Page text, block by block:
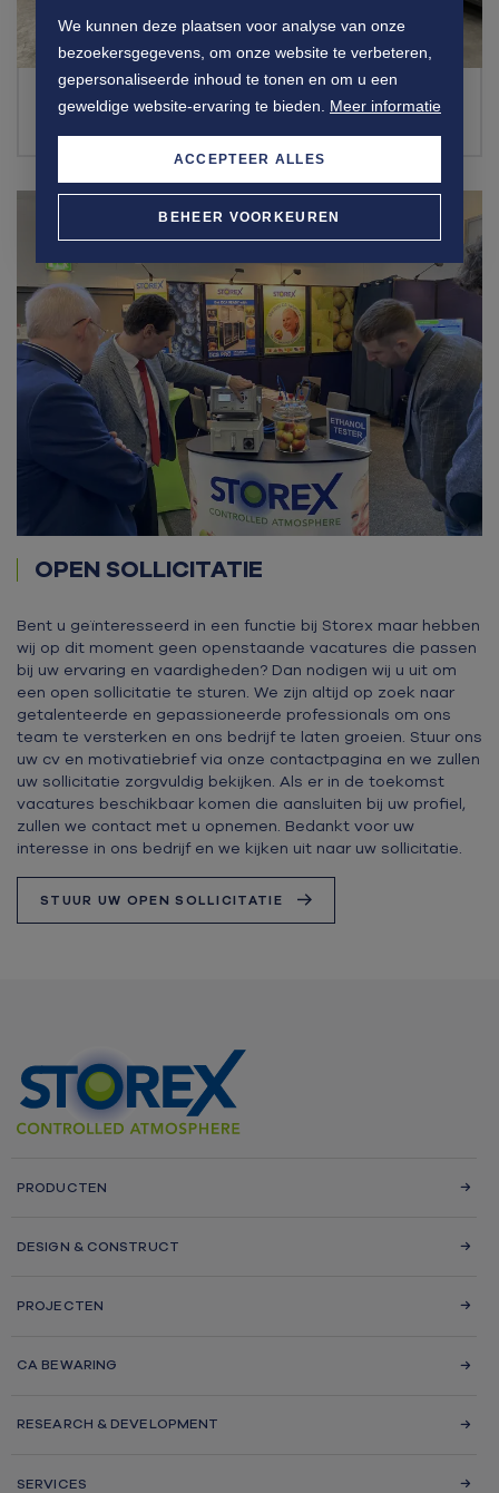
We kunnen deze plaatsen voor analyse van onze
bezoekersgegevens, om onze website te verbeteren,
gepersonaliseerde inhoud te tonen en om u een
geweldige website-ervaring te bieden. Meer informatie
BEHEER VOORKEUREN
ACCEPTEER ALLES
SERVICE ENGINEER/ INSTALLATIE
COÖRDINATOR
OPEN SOLLICITATIE
Bent u geïnteresseerd in een functie bij Storex maar hebben
wij op dit moment geen openstaande vacatures die passen
bij uw ervaring en vaardigheden? Dan nodigen wij u uit om
een open sollicitatie te sturen. We zijn altijd op zoek naar
getalenteerde en gepassioneerde professionals om ons
team te versterken en ons bedrijf te laten groeien. Stuur ons
uw cv en motivatiebrief via onze contactpagina en we zullen
uw sollicitatie zorgvuldig bekijken. Als er in de toekomst
vacatures beschikbaar komen die aansluiten bij uw profiel,
zullen we contact met u opnemen. Bedankt voor uw
interesse in ons bedrijf en we kijken uit naar uw sollicitatie.
STUUR UW OPEN SOLLICITATIE
PRODUCTEN
DESIGN & CONSTRUCT
PROJECTEN
CA BEWARING
RESEARCH & DEVELOPMENT
SERVICES